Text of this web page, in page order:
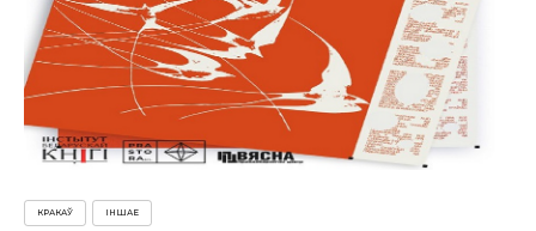
КРАКАЎ ІНШАЕ